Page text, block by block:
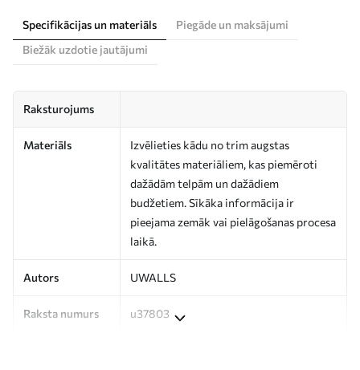
Specifikācijas un materiāls
Piegāde un maksājumi
Biežāk uzdotie jautājumi
Raksturojums
Materiāls
Izvēlieties kādu no trim augstas
kvalitātes materiāliem, kas piemēroti
dažādām telpām un dažādiem
budžetiem. Sīkāka informācija ir
pieejama zemāk vai pielāgošanas procesa
laikā.
Autors UWALLS
Raksta numurs u37803